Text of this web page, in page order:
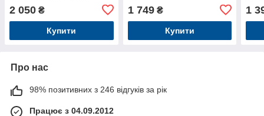
2 050 ₴
Купити
1 749₴
Купити
1
Про нас
98% позитивних з 246 відгуків за рік
Працює з 04.09.2012